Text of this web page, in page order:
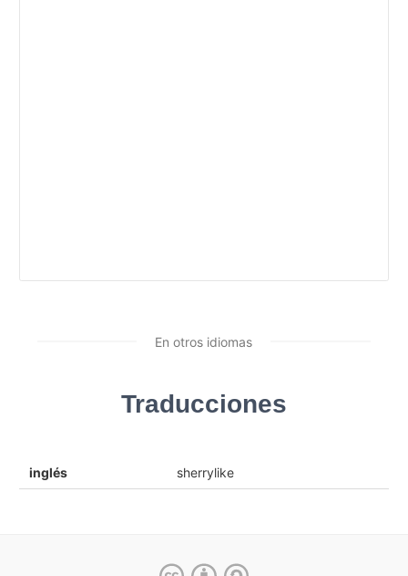
En otros idiomas
Traducciones
inglés sherrylike